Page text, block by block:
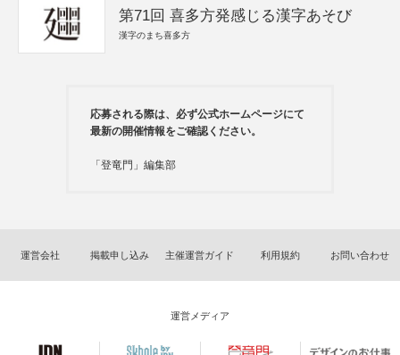
第71回 喜多方発感じる漢字あそび
漢字のまち喜多方
応募される際は、必ず公式ホームページにて
最新の開催情報をご確認ください。
「登竜門」編集部
運営会社 掲載申し込み 主催運営ガイド 利用規約 お問い合わせ
運営メディア